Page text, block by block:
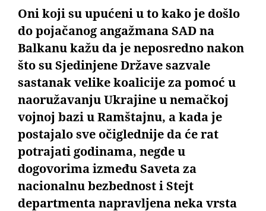
Oni koji su upućeni u to kako je došlo
do pojačanog angažmana SAD na
Balkanu kažu da je neposredno nakon
što su Sjedinjene Države sazvale
sastanak velike koalicije za pomoć u
naoružavanju Ukrajine u nemačkoj
vojnoj bazi u Ramštajnu, a kada je
postajalo sve očiglednije da će rat
potrajati godinama, negde u
dogovorima između Saveta za
nacionalnu bezbednost i Stejt
departmenta napravljena neka vrsta